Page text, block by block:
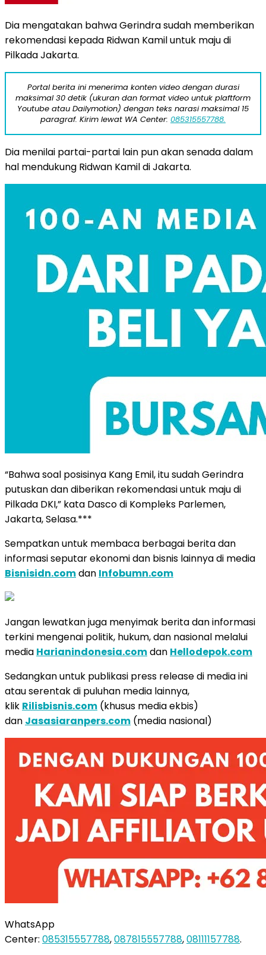
Dia mengatakan bahwa Gerindra sudah memberikan
rekomendasi kepada Ridwan Kamil untuk maju di
Pilkada Jakarta.
Portal berita ini menerima konten video dengan durasi
maksimal 30 detik (ukuran dan format video untuk plaftform
Youtube atau Dailymotion) dengan teks narasi maksimal 15
paragraf. Kirim lewat WA Center: 085315557788.
Dia menilai partai-partai lain pun akan senada dalam
hal mendukung Ridwan Kamil di Jakarta.
“Bahwa soal posisinya Kang Emil, itu sudah Gerindra
putuskan dan diberikan rekomendasi untuk maju di
Pilkada DKI,” kata Dasco di Kompleks Parlemen,
Jakarta, Selasa.***
Sempatkan untuk membaca berbagai berita dan
informasi seputar ekonomi dan bisnis lainnya di media
Bisnisidn.comdan Infobumn.com
Jangan lewatkan juga menyimak berita dan informasi
terkini mengenai politik, hukum, dan nasional melalui
media Harianindonesia.comdan Hellodepok.com
Sedangkan untuk publikasi press release di media ini
atau serentak di puluhan media lainnya,
klik Rilisbisnis.com (khusus media ekbis)
dan Jasasiaranpers.com (media nasional)
WhatsApp
Center: 085315557788,087815557788,08111157788.